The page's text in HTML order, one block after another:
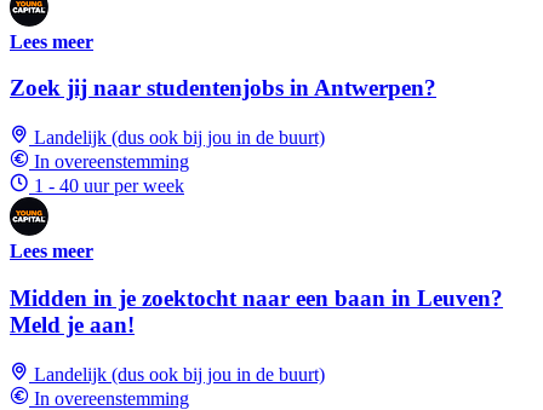
Lees meer
Zoek jij naar studentenjobs in Antwerpen?
Landelijk (dus ook bij jou in de buurt)
In overeenstemming
1 - 40 uur per week
Lees meer
Midden in je zoektocht naar een baan in Leuven?
Meld je aan!
Landelijk (dus ook bij jou in de buurt)
In overeenstemming